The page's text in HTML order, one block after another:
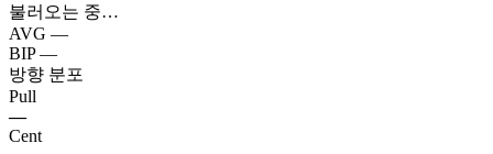
불러오는 중…
AVG —
BIP —
방향 분포
Pull
—
Cent